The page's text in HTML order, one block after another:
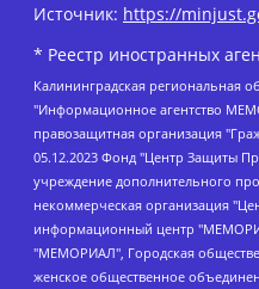
Источник: https://
* Реестр иностранных
Калининградская региональная общественная организация "Экозащита!-Женсовет", Фонд содействия защите прав и свобод граждан "Общественный вердикт", Фонд "Институт Развития Свободы Информации", Частное учреждение "Информационное агентство МЕМО. РУ", Региональная общественная организация "Общественная комиссия по сохранению наследия академика Сахарова", Фонд поддержки свободы прессы, Санкт-Петербургская общественная правозащитная организация "Гражданский контроль", Межрегиональная общественная организация "Информационно-просветительский центр "Мемориал", Региональный Фонд "Центр Защиты Прав Средств Массовой Информации", с 05.12.2023 Фонд "Центр Защиты Прав Средств массовой информации", Региональная общественная благотворительная организация помощи беженцам и мигрантам "Гражданское содействие", Негосударственное образовательное учреждение дополнительного профессионального образования (повышение квалификации) специалистов "АКАДЕМИЯ ПО ПРАВАМ ЧЕЛОВЕКА", Свердловская региональная общественная организация "Сутяжник", Автономная некоммерческая организация "Центр независимых социологических исследований", Союз общественных объединений "Российский исследовательский центр по правам человека", Региональное общественное учреждение научно-информационный центр "МЕМОРИАЛ", Некоммерческая организация "Фонд защиты гласности", Автономная некоммерческая организация "Институт прав человека", Городская общественная организация